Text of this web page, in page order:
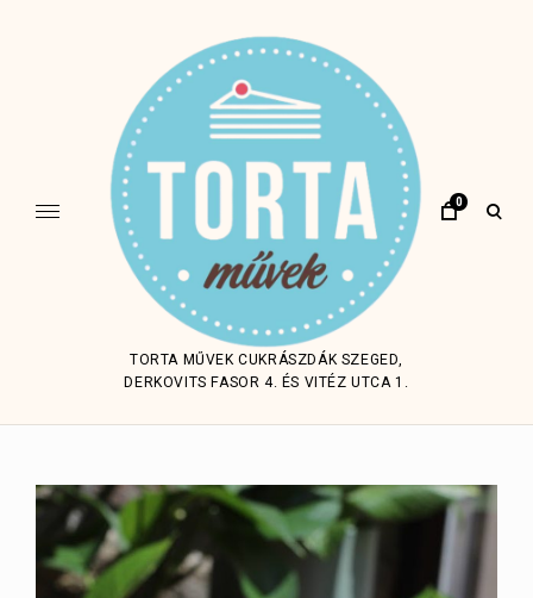
TORTA MŰVEK CUKRÁSZDÁK SZEGED,
DERKOVITS FASOR 4. ÉS VITÉZ UTCA 1.
0
open